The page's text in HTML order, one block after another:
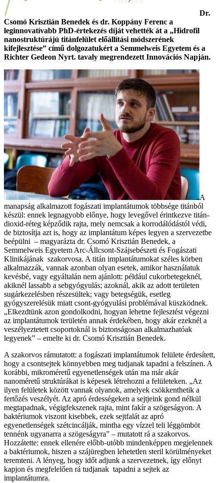
Dr.
Csomó Krisztián Benedek és dr. Koppány Ferenc a
leginnovatívabb PhD-értekezés díját vehették át a „Hidrofil
nanostruktúrájú titánfelület előállítási módszerének
kifejlesztése” című dolgozatukért a Semmelweis Egyetem és a
Richter Gedeon Nyrt. tavaly megrendezett Innovációs Napján.
A
manapság alkalmazott fogászati implantátumok többsége titánból
készül: ennek legnagyobb előnye, hogy levegővel érintkezve titán-
dioxid-réteg képződik rajta, mely nemcsak a korrodálódástól védi,
de biztosítja azt is, hogy az implantátum képes legyen a szervezetbe
beépülni – magyarázta dr. Csomó Krisztián Benedek, a
Semmelweis Egyetem Arc-Állcsont-Szájsebészeti és Fogászati
Klinikájának szakorvosa. A titán implantátumokat széles körben
alkalmazzák, vannak azonban olyan esetek, amikor használatuk
kevésbé, vagy egyáltalán nem ajánlott: például cukorbetegeknél,
akiknél lassabb a sebgyógyulás; azoknál, akik az adott területen
sugárkezelésben részesültek; vagy betegségük, esetleg
gyógyszerelésük miatt csont-gyógyulási problémával küszködnek.
„Elkezdtünk azon gondolkodni, hogyan lehetne fejlesztést végezni
az implantátumok területén annak érdekében, hogy akár ezeknél a
veszélyeztetett csoportoknál is biztonságosan alkalmazhatóak
legyenek” – emelte ki dr. Csomó Krisztián Benedek.
A szakorvos rámutatott: a fogászati implantátumok felülete érdesített,
hogy a csontsejtek könnyebben meg tudjanak tapadni a felszínen. A
korábbi, mikroméretű egyenetlenségek után ma már akár
nanoméretű struktúrákat is képesek létrehozni a felületeken. „Az
ilyen felületek között vannak olyanok, amelyek csökkenthetik a
fertőzés veszélyét. Az apró érdességeken a sejtjeink gond nélkül
megtapadnak, végigfekszenek rajta, mint fakír a szögeságyon. A
baktériumok viszont kisebbek, ezek sejtfalát az apró
egyenetlenségek szétcincálják, mintha egy vízzel teli léggömböt
tennénk ugyanarra a szögeságyra” – mutatott rá a szakorvos.
Hozzátette: ennek ellenére előbb-utóbb mindenképpen megjelennek
a baktériumok, hiszen a szájüregben lehetetlen steril körülményeket
teremteni. A lényeg, hogy időt adjunk a szervezetnek, így előnyt
kapjon és megfelelően rá tudjanak tapadni a sejtek az
implantátumra.